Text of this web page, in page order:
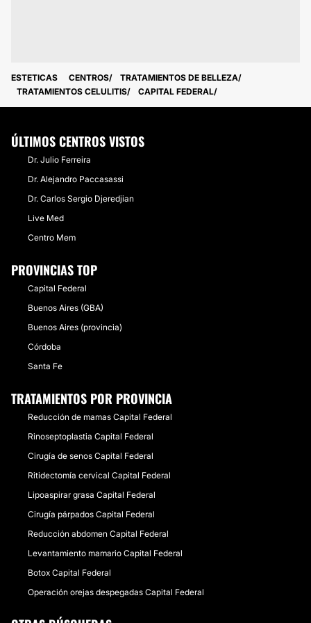
ESTETICAS CENTROS
TRATAMIENTOS DE BELLEZA
TRATAMIENTOS CELULITIS
CAPITAL FEDERAL
ÚLTIMOS CENTROS VISTOS
Dr. Julio Ferreira
Dr. Alejandro Paccasassi
Dr. Carlos Sergio Djeredjian
Live Med
Centro Mem
PROVINCIAS TOP
Capital Federal
Buenos Aires (GBA)
Buenos Aires (provincia)
Córdoba
Santa Fe
TRATAMIENTOS POR PROVINCIA
Reducción de mamas Capital Federal
Rinoseptoplastia Capital Federal
Cirugía de senos Capital Federal
Ritidectomía cervical Capital Federal
Lipoaspirar grasa Capital Federal
Cirugía párpados Capital Federal
Reducción abdomen Capital Federal
Levantamiento mamario Capital Federal
Botox Capital Federal
Operación orejas despegadas Capital Federal